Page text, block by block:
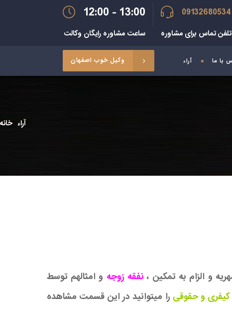
12:00 - 13:00
ساعت مشاوره رایگان وکالت
09132680534
تلفن تماس برای مشاوره
با ما آراء وکیل خوب اصفهان
خانه آراء
و الزام به تمکین ، نفقه زوجه و امثالهم توسط
کیفری و حقوقی را میتوانید در این قسمت مشاهده